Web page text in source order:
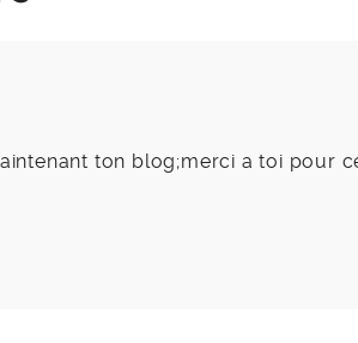
ton blog;merci a toi pour